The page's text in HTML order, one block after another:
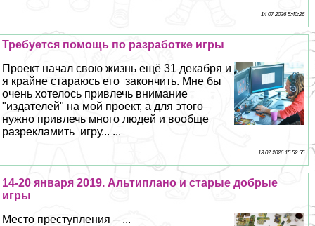
14 07 2026 5:40:26
Требуется помощь по разработке игры
Проект начал свою жизнь ещё 31 декабря и
я крайне стараюсь его закончить. Мне бы
очень хотелось привлечь внимание
"издателей" на мой проект, а для этого
нужно привлечь много людей и вообще
разрекламить игру... ...
13 07 2026 15:52:55
14-20 января 2019. Альтиплано и старые добрые
игры
Место преступления – ...